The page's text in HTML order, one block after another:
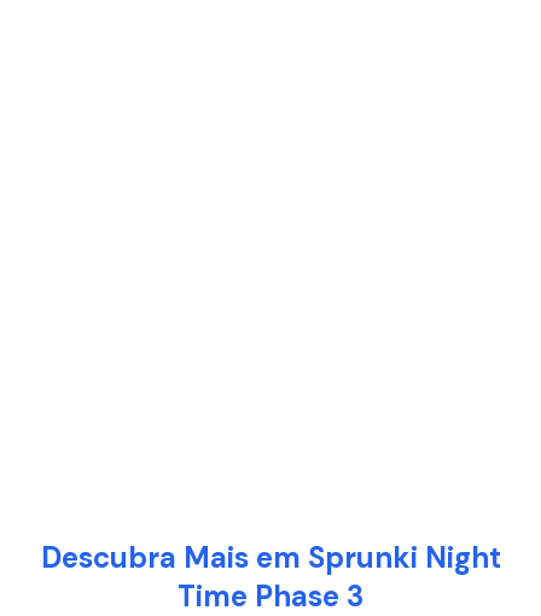
Descubra Mais em Sprunki Night
Time Phase 3